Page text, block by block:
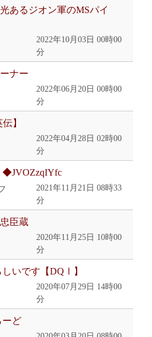
あるジオン軍のMSパイ
2022年10月03日 00時00
分
ナー
2022年06月20日 00時00
分
】
2022年04月28日 02時00
分
◆JVOZzqIYfc
2021年11月21日 08時33
分
臣蔵
2020年11月25日 10時00
分
しいです【DQⅠ】
2020年07月29日 14時00
分
ーど